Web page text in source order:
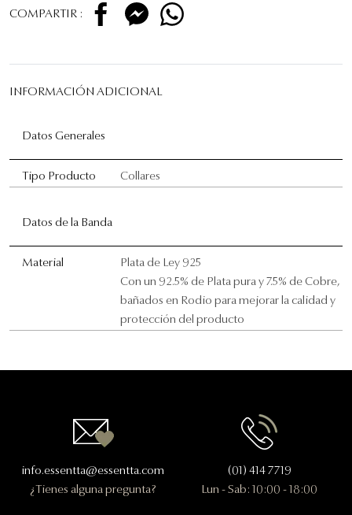
COMPARTIR :
INFORMACIÓN ADICIONAL
Datos Generales
Tipo Producto Collares
Datos de la Banda
Material
Plata de Ley 925
Con un 92.5% de Plata pura y 7.5% de Cobre,
bañados en Rodio para mejorar la calidad y
protección del producto
info.essentta@essentta.com
¿Tienes alguna pregunta?
(01) 414 7719
Lun - Sab: 10:00 - 18:00